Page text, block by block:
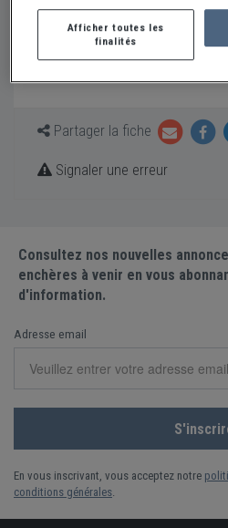
Lyon
Auto, Atelier de
Partager la fiche
Signaler une erreur
Consultez nos nouvelles
enchères à venir en vous
d'information.
Adresse email
En vous inscrivant, vous acceptez notre
conditions générales.
Afficher toutes les
finalités